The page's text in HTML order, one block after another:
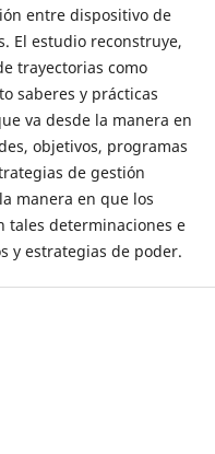
entre dispositivo de
El estudio reconstruye,
trayectorias como
saberes y prácticas
va desde la manera en
objetivos, programas
de gestión
manera en que los
tales determinaciones e
y estrategias de poder.